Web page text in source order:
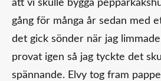
att vi skulle bygga
gång för många år sedan med
det gick sönder när jag
provat igen så jag tyckte det
spännande. Elvy tog fram